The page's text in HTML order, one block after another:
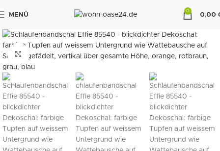
MENÜ
0
0,00
klicken um zu vergrößern